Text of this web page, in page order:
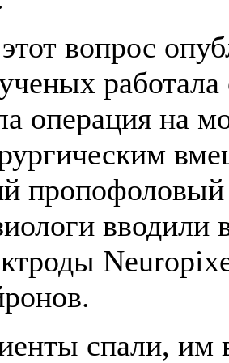
вопрос
операция на
вводили
спали, им